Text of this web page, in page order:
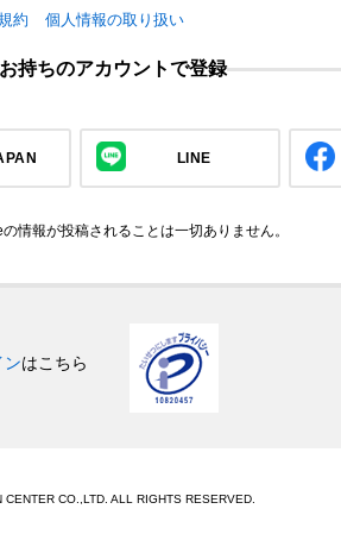
約 個人情報の取り扱い
持ちのアカウントで登録
LINE
情報が投稿されることは一切ありません。
ンはこちら
CO.,LTD. ALL RIGHTS RESERVED.